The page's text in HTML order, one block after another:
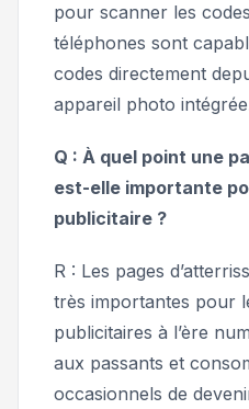
pour scanner les
téléphones sont
codes directement
appareil photo
Q : À quel point une
est-elle importante
publicitaire ?
R : Les pages
très importantes pour
publicitaires à l’ère
aux passants et
occasionnels de